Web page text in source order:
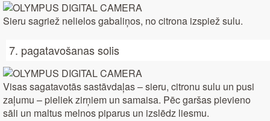
Sieru sagriež nelielos gabaliņos, no citrona izspiež sulu.
7. pagatavošanas solis
Visas sagatavotās sastāvdaļas – sieru, citronu sulu un pusi
zaļumu – pieliek zirņiem un samaisa. Pēc garšas pievieno
sāli un maltus melnos piparus un izslēdz liesmu.